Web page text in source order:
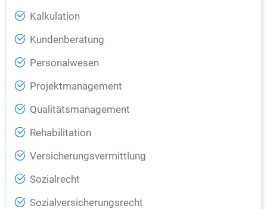
Kalkulation
Kundenberatung
Personalwesen
Projektmanagement
Qualitätsmanagement
Rehabilitation
Versicherungsvermittlung
Sozialrecht
Sozialversicherungsrecht